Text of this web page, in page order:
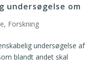
undersøgelse om
, Forskning
undersøgelse af
blandt andet skal